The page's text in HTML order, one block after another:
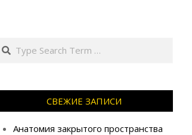
Search
СВЕЖИЕ ЗАПИСИ
Анатомия закрытого пространства